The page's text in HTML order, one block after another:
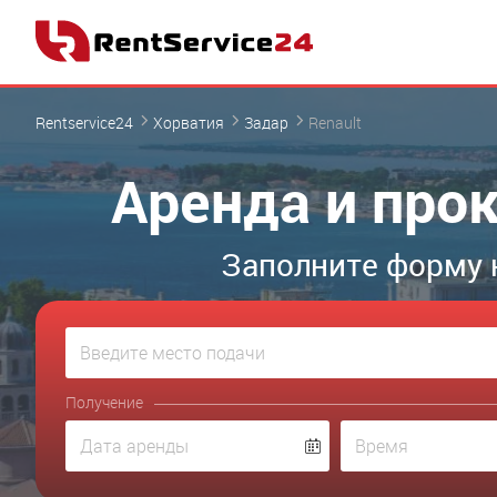
Rentservice24 Хорватия Задар Renault
Аренда и
Заполните форму
Получение